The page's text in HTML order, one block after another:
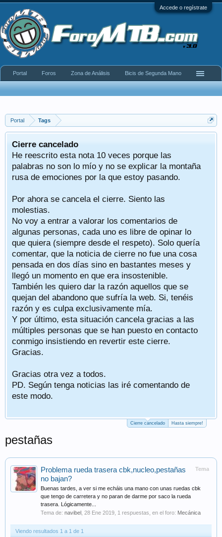
Accede o regístrate
Portal Tags
Cierre cancelado
He reescrito esta nota 10 veces porque las
palabras no son lo mío y no se explicar la montaña
rusa de emociones por la que estoy pasando.
Por ahora se cancela el cierre. Siento las
molestias.
No voy a entrar a valorar los comentarios de
algunas personas, cada uno es libre de opinar lo
que quiera (siempre desde el respeto). Solo quería
comentar, que la noticia de cierre no fue una cosa
pensada en dos días sino en bastantes meses y
llegó un momento en que era insostenible.
También les quiero dar la razón aquellos que se
quejan del abandono que sufría la web. Si, tenéis
razón y es culpa exclusivamente mía.
Y por último, esta situación cancela gracias a las
múltiples personas que se han puesto en contacto
conmigo insistiendo en revertir este cierre.
Gracias.
Gracias otra vez a todos.
PD. Según tenga noticias las iré comentando de
este modo.
Cierre cancelado Hasta siempre!
pestañas
Tema
Problema rueda trasera cbk,nucleo,pestañas
no bajan?
Buenas tardes, a ver si me echáis una mano con unas ruedas cbk
que tengo de carretera y no paran de darme por saco la rueda
trasera. Lógicamente...
Tema de: navibel 28 Ene 2019 , 1 respuestas, en el foro: Mecánica
Viendo resultados 1 a 1 de 1
Portal Foros Zona de Análisis Bicis de Segunda Mano